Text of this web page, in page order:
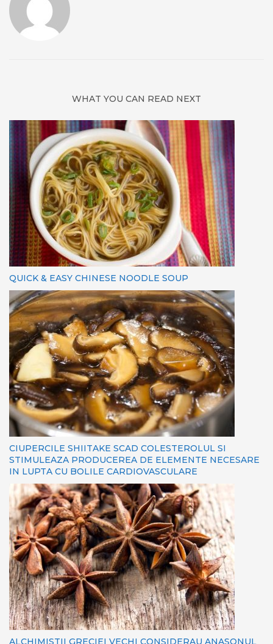
WHAT YOU CAN READ NEXT
QUICK & EASY CHINESE NOODLE SOUP
CIUPERCILE SHIITAKE SCAD COLESTEROLUL SI
STIMULEAZA PRODUCEREA DE ELEMENTE NECESARE
IN LUPTA CU BOLILE CARDIOVASCULARE
ALCHIMISTII GRECIEI VECHI CONSIDERAU ANASONUL